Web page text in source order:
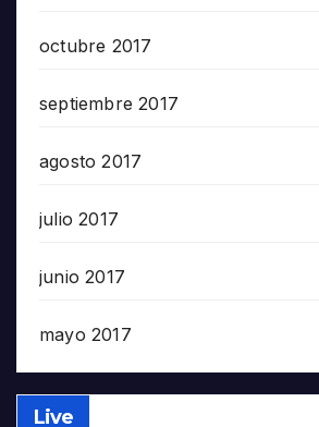
octubre 2017
septiembre 2017
agosto 2017
julio 2017
junio 2017
mayo 2017
Live